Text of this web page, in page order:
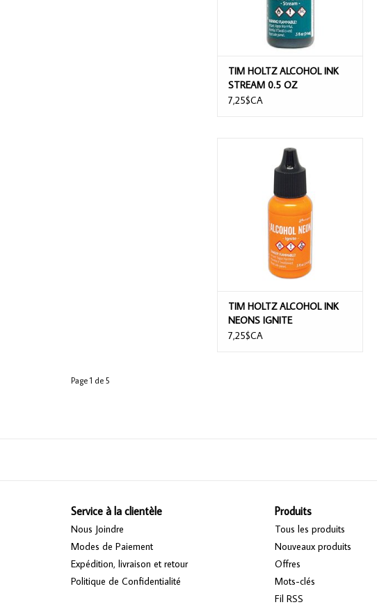
TIM HOLTZ ALCOHOL INK
STREAM 0.5 OZ
7,25$CA
IGNITE
TIM HOLTZ ALCOHOL INK
NEONS IGNITE
7,25$CA
Page 1 de 5
Service à la clientèle
Nous Joindre
Modes de Paiement
Expédition, livraison et retour
Politique de Confidentialité
Produits
Tous les produits
Nouveaux produits
Offres
Mots-clés
Fil RSS